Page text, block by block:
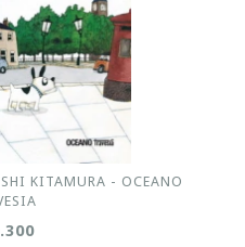
KITAMURA - OCEANO